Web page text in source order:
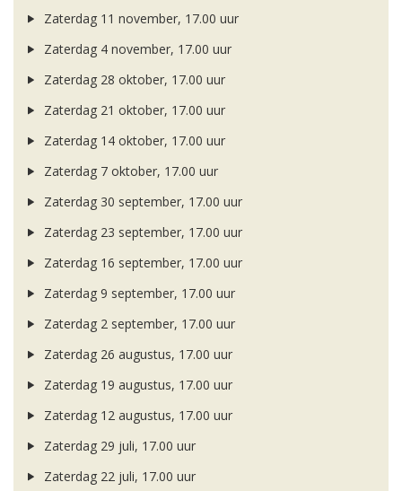
Zaterdag 11 november, 17.00 uur
Zaterdag 4 november, 17.00 uur
Zaterdag 28 oktober, 17.00 uur
Zaterdag 21 oktober, 17.00 uur
Zaterdag 14 oktober, 17.00 uur
Zaterdag 7 oktober, 17.00 uur
Zaterdag 30 september, 17.00 uur
Zaterdag 23 september, 17.00 uur
Zaterdag 16 september, 17.00 uur
Zaterdag 9 september, 17.00 uur
Zaterdag 2 september, 17.00 uur
Zaterdag 26 augustus, 17.00 uur
Zaterdag 19 augustus, 17.00 uur
Zaterdag 12 augustus, 17.00 uur
Zaterdag 29 juli, 17.00 uur
Zaterdag 22 juli, 17.00 uur